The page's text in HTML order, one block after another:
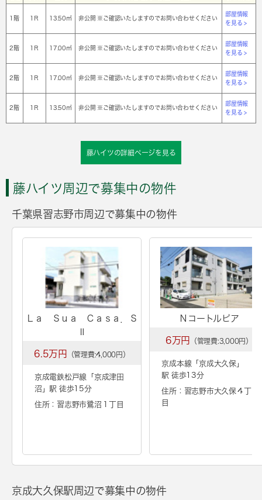
1階 1Ｒ 13.50㎡ 非公開 ※ご確認いたしますのでお問い合わせください
部屋情報
を見る >
2階 1Ｒ 17.00㎡ 非公開 ※ご確認いたしますのでお問い合わせください
部屋情報
を見る >
2階 1Ｒ 17.00㎡ 非公開 ※ご確認いたしますのでお問い合わせください
部屋情報
を見る >
2階 1Ｒ 13.50㎡ 非公開 ※ご確認いたしますのでお問い合わせください
部屋情報
を見る >
藤ハイツの詳細ページを見る
藤ハイツ周辺で募集中の物件
千葉県習志野市周辺で募集中の物件
Ｌａ Ｓｕａ Ｃａｓａ．Ｓ
6.5万円 （管理費:4,000円）
京成電鉄松戸線「 京成津田
沼 」駅 徒歩15分
住所：習志野市鷺沼１丁目
Ｎコートルピア
6万円 （管理費:3,000円）
京成本線「京成大久保」
駅 徒歩13分
住所：習志野市大久保４丁
目
京成大久保駅周辺で募集中の物件